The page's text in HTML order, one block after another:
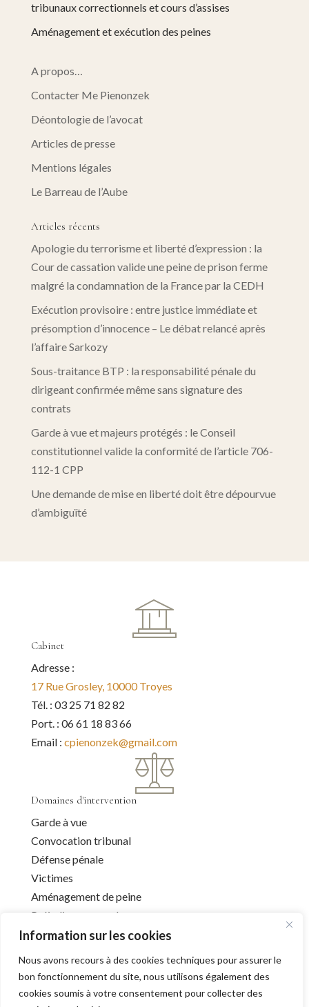
Information sur les cookies
Nous avons recours à des cookies techniques pour assurer le
bon fonctionnement du site, nous utilisons également des
cookies soumis à votre consentement pour collecter des
tribunaux correctionnels et cours d’assises
Aménagement et exécution des peines
A propos…
Contacter Me Pienonzek
Déontologie de l’avocat
Articles de presse
Mentions légales
Le Barreau de l’Aube
Articles récents
Apologie du terrorisme et liberté d’expression : la
Cour de cassation valide une peine de prison ferme
malgré la condamnation de la France par la CEDH
Exécution provisoire : entre justice immédiate et
présomption d’innocence – Le débat relancé après
l’affaire Sarkozy
Sous-traitance BTP : la responsabilité pénale du
dirigeant confirmée même sans signature des
contrats
Garde à vue et majeurs protégés : le Conseil
constitutionnel valide la conformité de l’article 706-
112-1 CPP
Une demande de mise en liberté doit être dépourvue
d’ambiguïté
Cabinet
Adresse :
17 Rue Grosley, 10000 Troyes
Tél. : 03 25 71 82 82
Port. : 06 61 18 83 66
Email : cpienonzek@gmail.com
Domaines d'intervention
Garde à vue
Convocation tribunal
Défense pénale
Victimes
Aménagement de peine
Préjudice corporel
Infos utiles
Liens utiles